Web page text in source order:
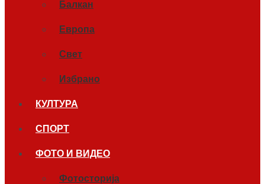
Балкан
Европа
Свет
Избрано
КУЛТУРА
СПОРТ
ФОТО И ВИДЕО
Фотосторија